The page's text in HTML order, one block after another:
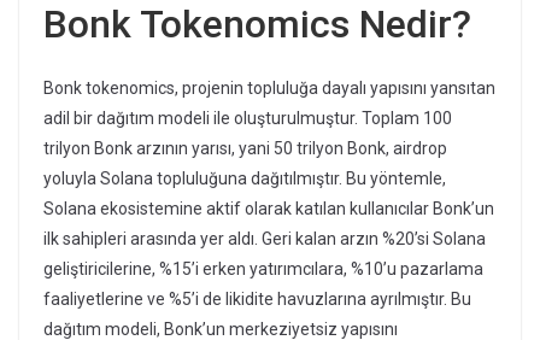
Bonk Tokenomics Nedir?
Bonk tokenomics, projenin topluluğa dayalı yapısını yansıtan
adil bir dağıtım modeli ile oluşturulmuştur. Toplam 100
trilyon Bonk arzının yarısı, yani 50 trilyon Bonk, airdrop
yoluyla Solana topluluğuna dağıtılmıştır. Bu yöntemle,
Solana ekosistemine aktif olarak katılan kullanıcılar Bonk’un
ilk sahipleri arasında yer aldı. Geri kalan arzın %20’si Solana
geliştiricilerine, %15’i erken yatırımcılara, %10’u pazarlama
faaliyetlerine ve %5’i de likidite havuzlarına ayrılmıştır. Bu
dağıtım modeli, Bonk’un merkeziyetsiz yapısını